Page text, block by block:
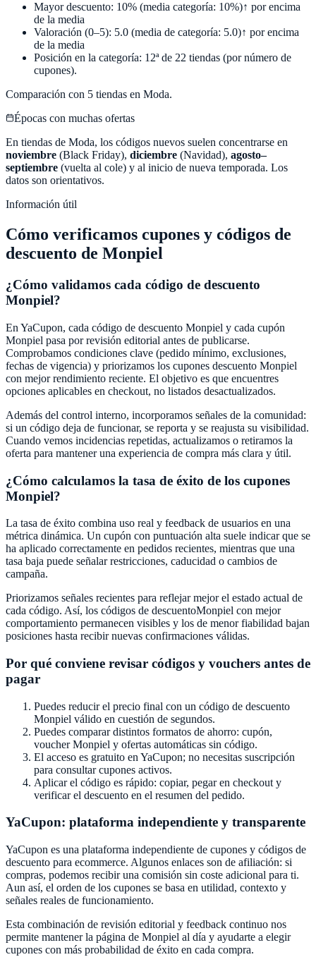
Mayor descuento: 10% (media categoría: 10%)↑ por encima
de la media
Valoración (0–5): 5.0 (media de categoría: 5.0)↑ por encima
de la media
Posición en la categoría: 12ª de 22 tiendas (por número de
cupones).
Comparación con 5 tiendas en Moda.
Épocas con muchas ofertas
En tiendas de Moda, los códigos nuevos suelen concentrarse en
noviembre (Black Friday), diciembre (Navidad), agosto–
septiembre (vuelta al cole) y al inicio de nueva temporada. Los
datos son orientativos.
Información útil
Cómo verificamos cupones y códigos de
descuento de Monpiel
¿Cómo validamos cada código de descuento
Monpiel?
En YaCupon, cada código de descuento Monpiel y cada cupón
Monpiel pasa por revisión editorial antes de publicarse.
Comprobamos condiciones clave (pedido mínimo, exclusiones,
fechas de vigencia) y priorizamos los cupones descuento Monpiel
con mejor rendimiento reciente. El objetivo es que encuentres
opciones aplicables en checkout, no listados desactualizados.
Además del control interno, incorporamos señales de la comunidad:
si un código deja de funcionar, se reporta y se reajusta su visibilidad.
Cuando vemos incidencias repetidas, actualizamos o retiramos la
oferta para mantener una experiencia de compra más clara y útil.
¿Cómo calculamos la tasa de éxito de los cupones
Monpiel?
La tasa de éxito combina uso real y feedback de usuarios en una
métrica dinámica. Un cupón con puntuación alta suele indicar que se
ha aplicado correctamente en pedidos recientes, mientras que una
tasa baja puede señalar restricciones, caducidad o cambios de
campaña.
Priorizamos señales recientes para reflejar mejor el estado actual de
cada código. Así, los códigos de descuentoMonpiel con mejor
comportamiento permanecen visibles y los de menor fiabilidad bajan
posiciones hasta recibir nuevas confirmaciones válidas.
Por qué conviene revisar códigos y vouchers antes de
pagar
Puedes reducir el precio final con un código de descuento
Monpiel válido en cuestión de segundos.
Puedes comparar distintos formatos de ahorro: cupón,
voucherMonpiel y ofertas automáticas sin código.
El acceso es gratuito en YaCupon; no necesitas suscripción
para consultar cupones activos.
Aplicar el código es rápido: copiar, pegar en checkout y
verificar el descuento en el resumen del pedido.
YaCupon: plataforma independiente y transparente
YaCupon es una plataforma independiente de cupones y códigos de
descuento para ecommerce. Algunos enlaces son de afiliación: si
compras, podemos recibir una comisión sin coste adicional para ti.
Aun así, el orden de los cupones se basa en utilidad, contexto y
señales reales de funcionamiento.
Esta combinación de revisión editorial y feedback continuo nos
permite mantener la página de Monpiel al día y ayudarte a elegir
cupones con más probabilidad de éxito en cada compra.